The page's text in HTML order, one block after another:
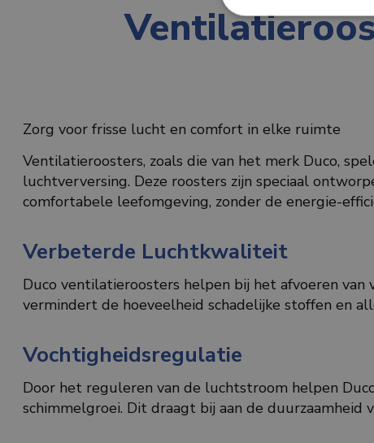
Zorg voor frisse lucht en comfort in elke ruimte
Ventilatieroosters, zoals die van het merk Duco,
luchtverversing. Deze roosters zijn speciaal
comfortabele leefomgeving, zonder de energie-
Verbeterde Luchtkwaliteit
Duco ventilatieroosters helpen bij het afvoeren
vermindert de hoeveelheid schadelijke stoffen en
Vochtigheidsregulatie
Door het reguleren van de luchtstroom helpen
schimmelgroei. Dit draagt bij aan de